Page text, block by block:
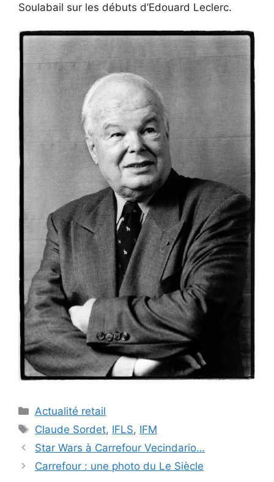
Soulabail sur les débuts d’Edouard Leclerc.
Catégories
Actualité retail
Étiquettes
Claude Sordet, IFLS, IFM
Star Wars à Carrefour Vecindario…
Carrefour : une photo du Le Siècle